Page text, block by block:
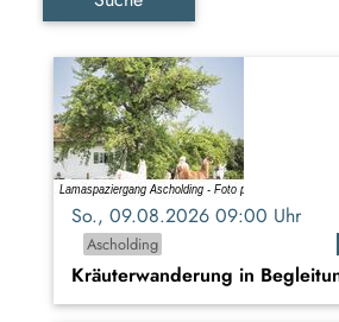
So., 09.08.2026 09:00 Uhr
Ascholding
Kräuterwanderung in